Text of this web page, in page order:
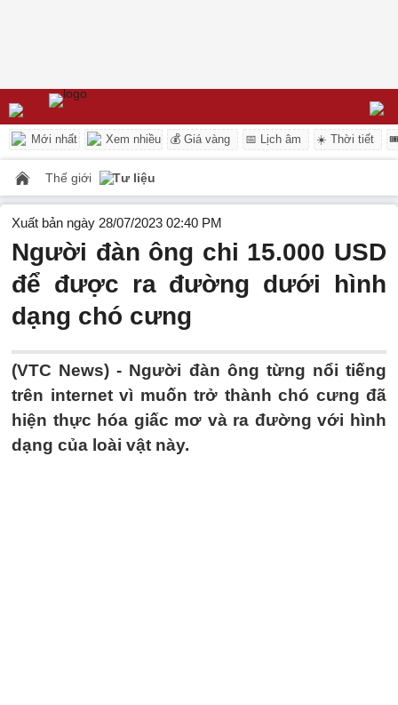
Mới nhất Xem nhiều 💰 Giá vàng 📅 Lịch âm ☀️ Thời tiết
Thế giới Tư liệu
Xuất bản ngày 28/07/2023 02:40 PM
Người đàn ông chi 15.000 USD
để được ra đường dưới hình
dạng chó cưng
(VTC News) - Người đàn ông từng nổi tiếng
trên internet vì muốn trở thành chó cưng đã
hiện thực hóa giấc mơ và ra đường với hình
dạng của loài vật này.